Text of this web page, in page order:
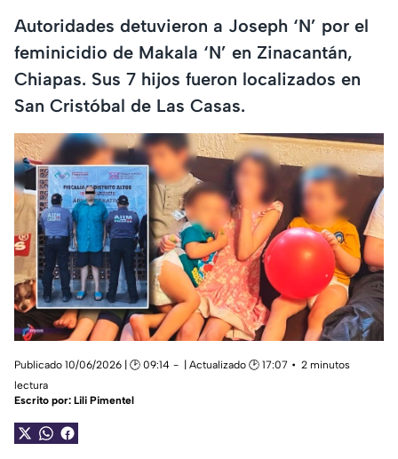
Autoridades detuvieron a Joseph ‘N’ por el
feminicidio de Makala ‘N’ en Zinacantán,
Chiapas. Sus 7 hijos fueron localizados en
San Cristóbal de Las Casas.
Publicado 10/06/2026 | 🕑 09:14 | Actualizado 🕑 17:07
2 minutos
lectura
Escrito por: Lili Pimentel